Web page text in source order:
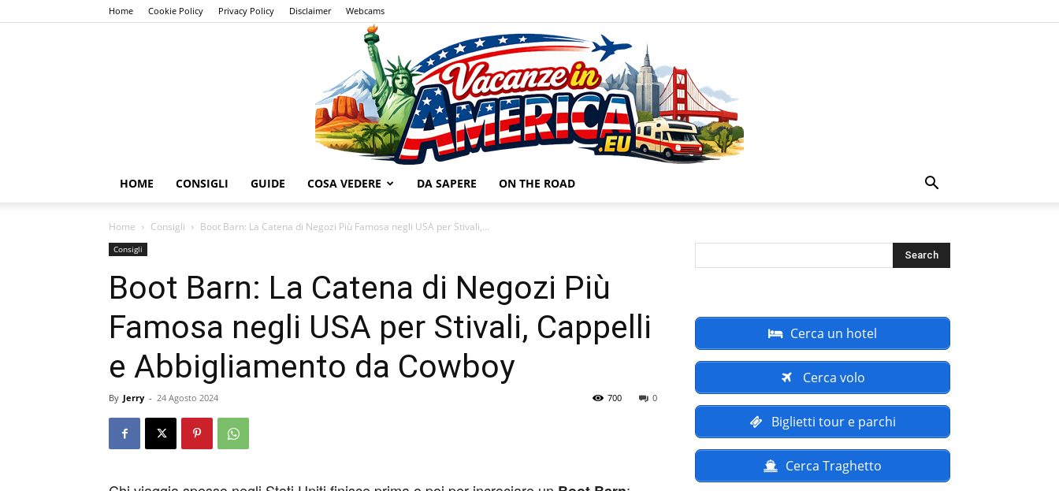
Home Cookie Policy Privacy Policy Disclaimer Webcams
HOME CONSIGLI GUIDE COSA VEDERE DA SAPERE ON THE ROAD
Home Consigli Boot Barn: La Catena di Negozi Più Famosa negli USA per Stivali,...
Consigli
Boot Barn: La Catena di Negozi Più
Famosa negli USA per Stivali, Cappelli
e Abbigliamento da Cowboy
By Jerry - 24 Agosto 2024 0
700
Cerca un hotel
Cerca volo
Biglietti tour e parchi
Cerca Traghetto